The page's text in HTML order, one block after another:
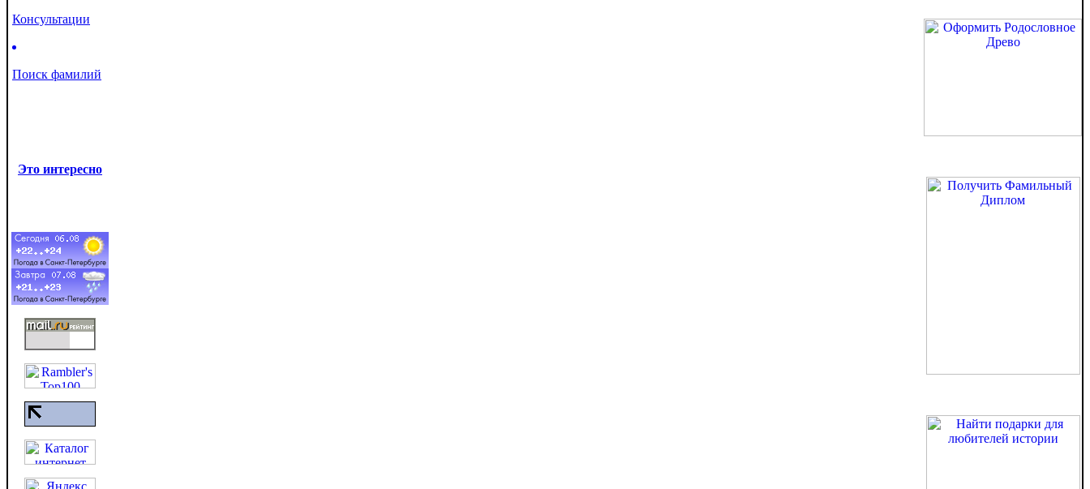
Консультации
Поиск фамилий
Это интересно